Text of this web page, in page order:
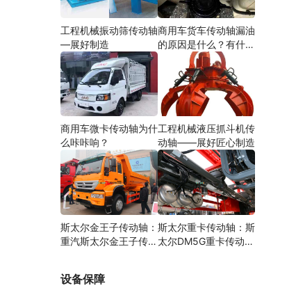
工程机械振动筛传动轴
—展好制造
商用车货车传动轴漏油
的原因是什么？有什么
商用车微卡传动轴为什
么咔咔响？
工程机械液压抓斗机传
动轴——展好匠心制造
斯太尔金王子传动轴：
重汽斯太尔金王子传动
斯太尔重卡传动轴：斯
太尔DM5G重卡传动轴
设备保障